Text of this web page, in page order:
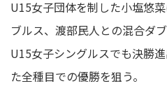
U15女子団体を制した小塩悠
ブルス、渡部民人との混合ダ
U15女子シングルスでも決勝
た全種目での優勝を狙う。